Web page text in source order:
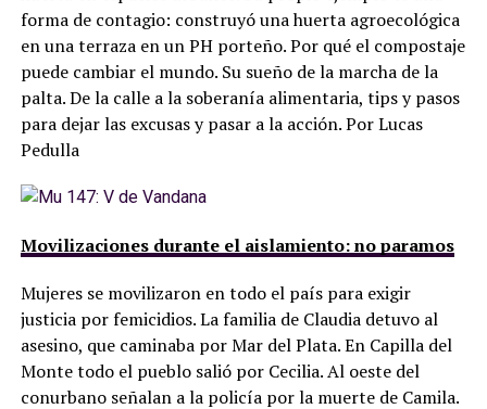
forma de contagio: construyó una huerta agroecológica
en una terraza en un PH porteño. Por qué el compostaje
puede cambiar el mundo. Su sueño de la marcha de la
palta. De la calle a la soberanía alimentaria, tips y pasos
para dejar las excusas y pasar a la acción. Por Lucas
Pedulla
Movilizaciones durante el aislamiento: no paramos
Mujeres se movilizaron en todo el país para exigir
justicia por femicidios. La familia de Claudia detuvo al
asesino, que caminaba por Mar del Plata. En Capilla del
Monte todo el pueblo salió por Cecilia. Al oeste del
conurbano señalan a la policía por la muerte de Camila.